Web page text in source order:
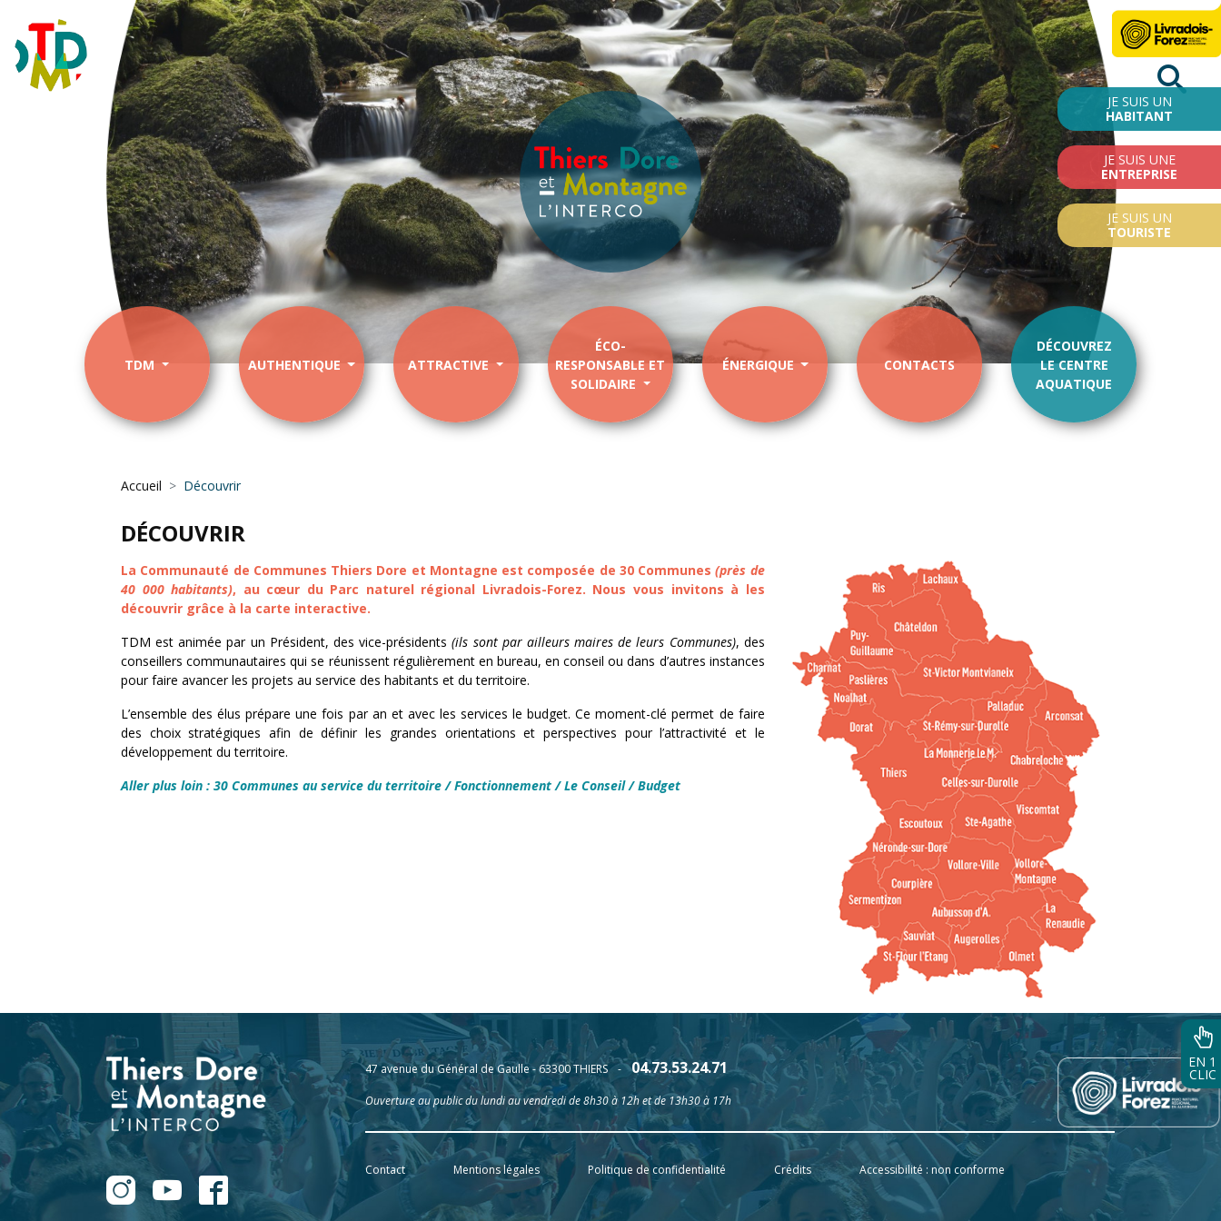
EN 1
CLIC
TDM AUTHENTIQUE ATTRACTIVE
ÉCO-
RESPONSABLE ET
SOLIDAIRE
ÉNERGIQUE CONTACTS
DÉCOUVREZ
LE CENTRE
AQUATIQUE
JE SUIS UN
HABITANT
JE SUIS UNE
ENTREPRISE
JE SUIS UN
TOURISTE
Accueil Découvrir
DÉCOUVRIR
La Communauté de Communes Thiers Dore et Montagne est composée de 30 Communes (près de
40 000 habitants), au cœur du Parc naturel régional Livradois-Forez. Nous vous invitons à les
découvrir grâce à la carte interactive.
TDM est animée par un Président, des vice-présidents (ils sont par ailleurs maires de leurs Communes), des
conseillers communautaires qui se réunissent régulièrement en bureau, en conseil ou dans d’autres instances
pour faire avancer les projets au service des habitants et du territoire.
L’ensemble des élus prépare une fois par an et avec les servicesle budget. Ce moment-clé permet de faire
des choix stratégiques afin de définir les grandes orientations et perspectives pour l’attractivité et le
développement du territoire.
Aller plus loin : 30 Communes au service du territoire/Fonctionnement/Le Conseil/Budget
47 avenue du Général de Gaulle - 63300 THIERS - 04.73.53.24.71
Ouverture au public du lundi au vendredi de 8h30 à 12h et de 13h30 à 17h
Contact Mentions légales Politique de confidentialité Crédits Accessibilité : non conforme